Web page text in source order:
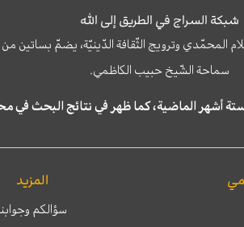
شبكة السراج في الطريق إلى الله
المحمّدي وترويج الثّقافة الدّينيّة، يضمّ
سماحة الشّيخ حبيب الكاظمي.
المزيد
سؤالكم